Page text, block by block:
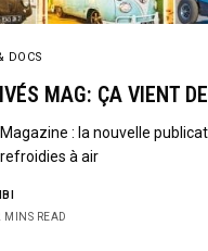
DOCS
MAG: ÇA VIENT
: la nouvelle
à air
MINS READ